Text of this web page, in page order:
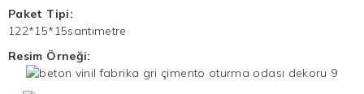
Paket Tipi:
122*15*15santimetre
Resim Örneği: